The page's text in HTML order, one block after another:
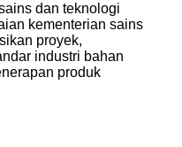
dan teknologi
kementerian sains
proyek,
industri bahan
produk